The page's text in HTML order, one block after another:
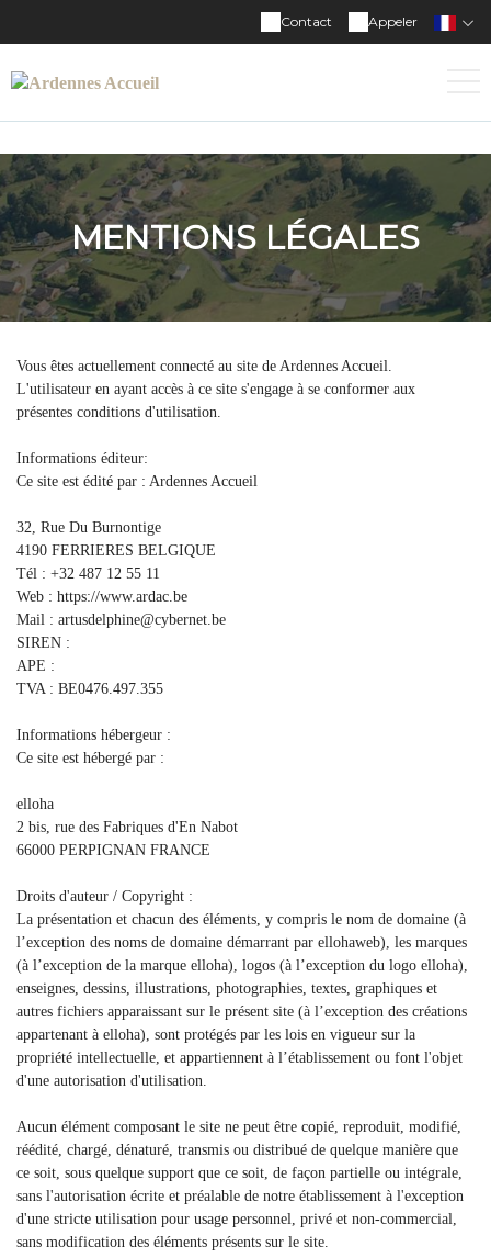
Appeler
Contact
MENTIONS LÉGALES
Vous êtes actuellement connecté au site de Ardennes Accueil.
L'utilisateur en ayant accès à ce site s'engage à se conformer aux
présentes conditions d'utilisation.
Informations éditeur:
Ce site est édité par : Ardennes Accueil
32, Rue Du Burnontige
4190 FERRIERES BELGIQUE
Tél : +32 487 12 55 11
Web : https://www.ardac.be
Mail : artusdelphine@cybernet.be
SIREN :
APE :
TVA : BE0476.497.355
Informations hébergeur :
Ce site est hébergé par :
elloha
2 bis, rue des Fabriques d'En Nabot
66000 PERPIGNAN FRANCE
Droits d'auteur / Copyright :
La présentation et chacun des éléments, y compris le nom de domaine (à
l’exception des noms de domaine démarrant par ellohaweb), les marques
(à l’exception de la marque elloha), logos (à l’exception du logo elloha),
enseignes, dessins, illustrations, photographies, textes, graphiques et
autres fichiers apparaissant sur le présent site (à l’exception des créations
appartenant à elloha), sont protégés par les lois en vigueur sur la
propriété intellectuelle, et appartiennent à l’établissement ou font l'objet
d'une autorisation d'utilisation.
Aucun élément composant le site ne peut être copié, reproduit, modifié,
réédité, chargé, dénaturé, transmis ou distribué de quelque manière que
ce soit, sous quelque support que ce soit, de façon partielle ou intégrale,
sans l'autorisation écrite et préalable de notre établissement à l'exception
d'une stricte utilisation pour usage personnel, privé et non-commercial,
sans modification des éléments présents sur le site.